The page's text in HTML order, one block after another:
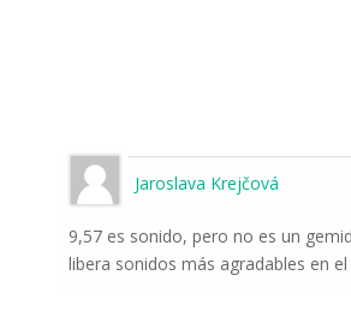
Jaroslava Krejčová
9,57 es sonido, pero no es un
libera sonidos más agradables en el